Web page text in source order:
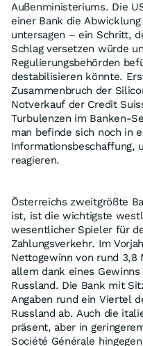
Außenministeriums. Die
einer Bank die
untersagen – ein Schritt,
Schlag versetzen würde
Regulierungsbehörden
destabilisieren könnte.
Zusammenbruch der
Notverkauf der Credit
Turbulenzen im Banken-
man befinde sich noch in
Informationsbeschaffung,
reagieren.
Österreichs zweitgrößte
ist, ist die wichtigste
wesentlicher Spieler für
Zahlungsverkehr. Im
Nettogewinn von rund
allem dank eines
Russland. Die Bank mit
Angaben rund ein Viertel
Russland ab. Auch die
präsent, aber in
Société Générale